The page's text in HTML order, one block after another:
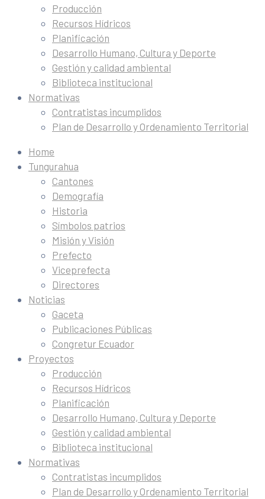
Producción
Recursos Hídricos
Planificación
Desarrollo Humano, Cultura y Deporte
Gestión y calidad ambiental
Biblioteca institucional
Normativas
Contratistas incumplidos
Plan de Desarrollo y Ordenamiento Territorial
Home
Tungurahua
Cantones
Demografía
Historia
Símbolos patrios
Misión y Visión
Prefecto
Viceprefecta
Directores
Noticias
Gaceta
Publicaciones Públicas
Congretur Ecuador
Proyectos
Producción
Recursos Hídricos
Planificación
Desarrollo Humano, Cultura y Deporte
Gestión y calidad ambiental
Biblioteca institucional
Normativas
Contratistas incumplidos
Plan de Desarrollo y Ordenamiento Territorial